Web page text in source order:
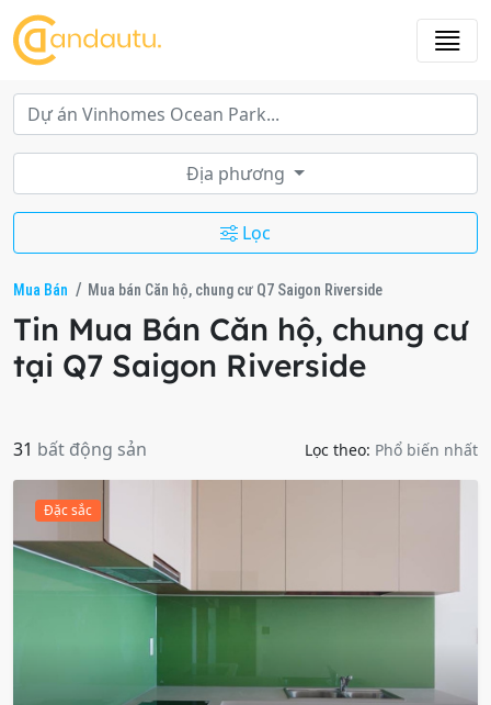
Địa phương
Lọc
Mua Bán Mua bán Căn hộ, chung cư Q7 Saigon Riverside
Tin Mua Bán Căn hộ, chung cư
tại Q7 Saigon Riverside
31 bất động sản Lọc theo: Phổ biến nhất
Đặc sắc